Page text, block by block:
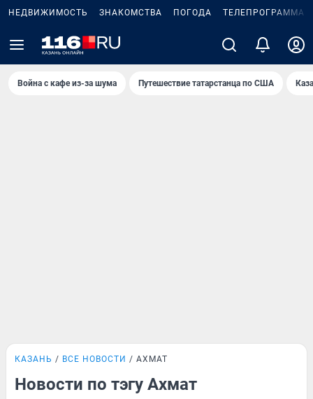
НЕДВИЖИМОСТЬ ЗНАКОМСТВА ПОГОДА ТЕЛЕПРОГРАММА
Война с кафе из-за шума Путешествие татарстанца по США
КАЗАНЬ ВСЕ НОВОСТИ АХМАТ
Новости по тэгу Ахмат